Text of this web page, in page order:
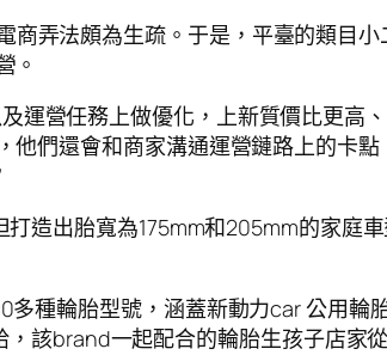
弄法頗為生疏。于是，平臺的類目
。
運營任務上做優化，上新質價比更高
們還會和商家溝通運營鏈路上的卡
造出胎寬為175mm和205mm的家庭
種輪胎型號，涵蓋新動力car 公用輪
該brand一起配合的輪胎生孩子店家